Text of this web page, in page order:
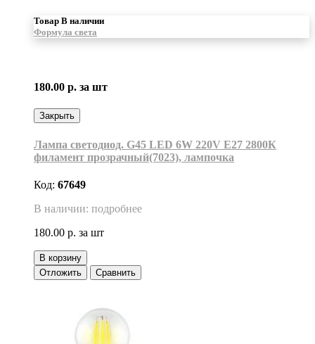
Товар В наличии
Формула света
180.00 р. за шт
Закрыть
Лампа светодиод. G45 LED 6W 220V E27 2800К
филамент прозрачный(7023), лампочка
Код: 67649
В наличии: подробнее
180.00 р. за шт
В корзину
Отложить
Сравнить